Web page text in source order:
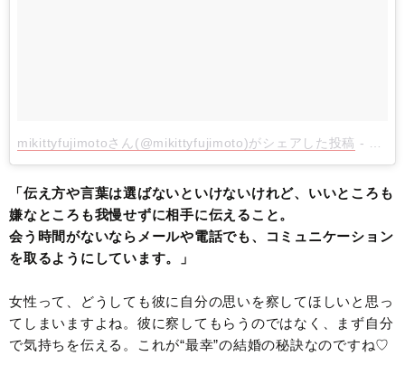
mikittyfujimotoさん(@mikittyfujimoto)がシェアした投稿 -
「伝え方や言葉は選ばないといけないけれど、いいところも
嫌なところも我慢せずに相手に伝えること。
会う時間がないならメールや電話でも、コミュニケーション
を取るようにしています。」
女性って、どうしても彼に自分の思いを察してほしいと思っ
てしまいますよね。彼に察してもらうのではなく、まず自分
で気持ちを伝える。これが“最幸”の結婚の秘訣なのですね♡